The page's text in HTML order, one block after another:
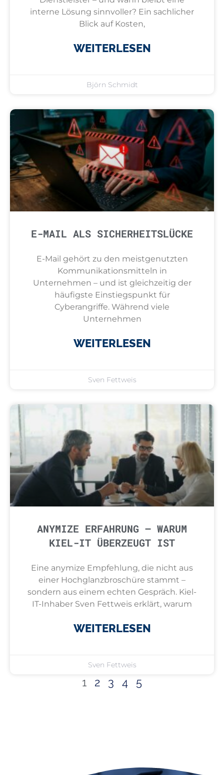
interne Lösung sinnvoller? Ein sachlicher
Blick auf Kosten,
WEITERLESEN
Björn Schmidt
E-MAIL ALS SICHERHEITSLÜCKE
E-Mail gehört zu den meistgenutzten
Kommunikationsmitteln in
Unternehmen – und ist gleichzeitig der
häufigste Einstiegspunkt für
Cyberangriffe. Während viele
Unternehmen
WEITERLESEN
Sven Fettweis
ANYMIZE ERFAHRUNG – WARUM
KIEL-IT ÜBERZEUGT IST
Eine anymize Empfehlung, die nicht aus
einer Hochglanzbroschüre stammt –
sondern aus einem echten Gespräch. Kiel-
IT-Inhaber Sven Fettweis erklärt, warum
WEITERLESEN
Sven Fettweis
1 2 3 4 5